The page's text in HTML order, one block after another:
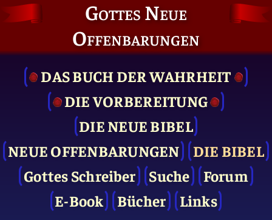
Gottes Neue
Offenbarungen
DAS BUCH DER WAHRHEIT
DIE VOR­BEREITUNG
DIE NEUE BIBEL
NEUE OFFENBARUNGEN
DIE BIBEL
Gottes Schreiber
Suche
Forum
E-Book
Bücher Links